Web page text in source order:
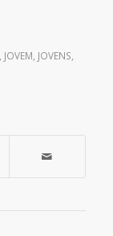
JOVEM JOVENS